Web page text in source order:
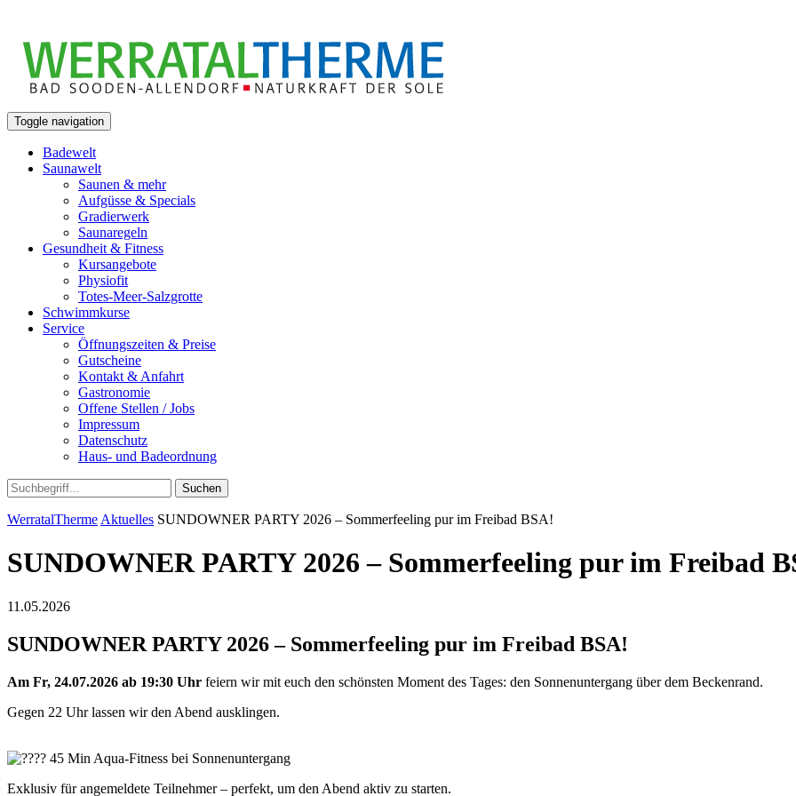
Toggle navigation
Badewelt
Saunawelt
Saunen & mehr
Aufgüsse & Specials
Gradierwerk
Saunaregeln
Gesundheit & Fitness
Kursangebote
Physiofit
Totes-Meer-Salzgrotte
Schwimmkurse
Service
Öffnungszeiten & Preise
Gutscheine
Kontakt & Anfahrt
Gastronomie
Offene Stellen / Jobs
Impressum
Datenschutz
Haus- und Badeordnung
Suchen
WerratalTherme Aktuelles SUNDOWNER PARTY 2026 – Sommerfeeling pur im Freibad BSA!
SUNDOWNER PARTY 2026 – Sommerfeeling pur im Freibad
11.05.2026
SUNDOWNER PARTY 2026 – Sommerfeeling pur im Freibad BSA!
Am Fr, 24.07.2026 ab 19:30 Uhr feiern wir mit euch den schönsten Moment des Tages: den Sonnenuntergang über dem Beckenrand.
Gegen 22 Uhr lassen wir den Abend ausklingen.
45 Min Aqua-Fitness bei Sonnenuntergang
Exklusiv für angemeldete Teilnehmer – perfekt, um den Abend aktiv zu starten.